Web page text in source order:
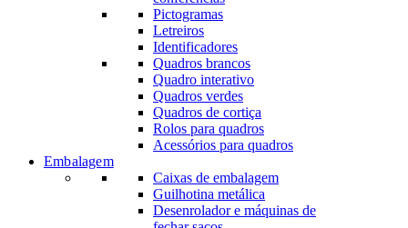
Pictogramas
Letreiros
Identificadores
Quadros brancos
Quadro interativo
Quadros verdes
Quadros de cortiça
Rolos para quadros
Acessórios para quadros
Embalagem
Caixas de embalagem
Guilhotina metálica
Desenrolador e máquinas de